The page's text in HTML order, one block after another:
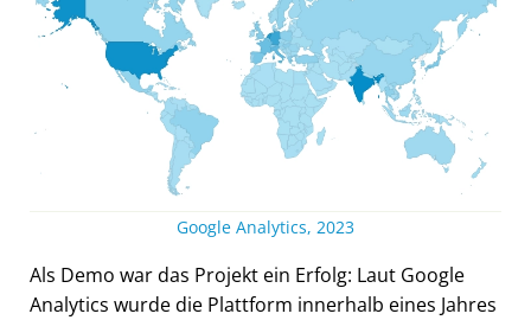
Google Analytics, 2023
Als Demo war das Projekt ein Erfolg: Laut Google
Analytics wurde die Plattform innerhalb eines Jahres